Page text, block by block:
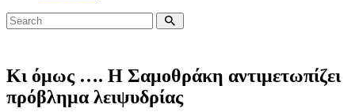
Κι όμως …. Η Σαμοθράκη αντιμετωπίζει
πρόβλημα λειψυδρίας